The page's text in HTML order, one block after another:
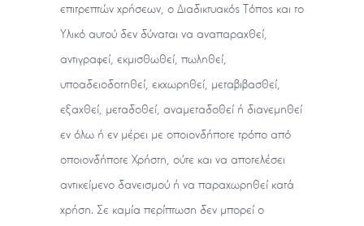
επιτρεπτών χρήσεων, ο Διαδικτυακός Τόπος και το
Υλικό αυτού δεν δύναται να αναπαραχθεί,
αντιγραφεί, εκμισθωθεί, πωληθεί,
υποαδειοδοτηθεί, εκχωρηθεί, μεταβιβασθεί,
εξαχθεί, μεταδοθεί, αναμεταδοθεί ή διανεμηθεί
εν όλω ή εν μέρει με οποιονδήποτε τρόπο από
οποιονδήποτε Χρήστη, ούτε και να αποτελέσει
αντικείμενο δανεισμού ή να παραχωρηθεί κατά
χρήση. Σε καμία περίπτωση δεν μπορεί ο